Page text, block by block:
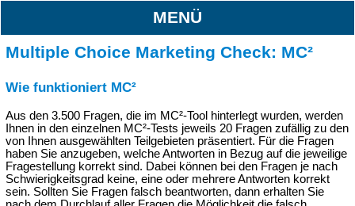
MENÜ
Multiple Choice Marketing Check: MC²
Wie funktioniert MC²
Aus den 3.500 Fragen, die im MC²-Tool hinterlegt wurden, werden
Ihnen in den einzelnen MC²-Tests jeweils 20 Fragen zufällig zu den
von Ihnen ausgewählten Teilgebieten präsentiert. Für die Fragen
haben Sie anzugeben, welche Antworten in Bezug auf die jeweilige
Fragestellung korrekt sind. Dabei können bei den Fragen je nach
Schwierigkeitsgrad keine, eine oder mehrere Antworten korrekt
sein. Sollten Sie Fragen falsch beantworten, dann erhalten Sie